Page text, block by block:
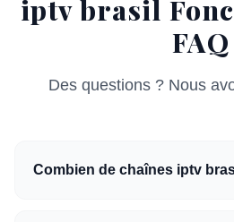
iptv brasil
FAQ
Des questions ? Nous
Combien de chaînes iptv